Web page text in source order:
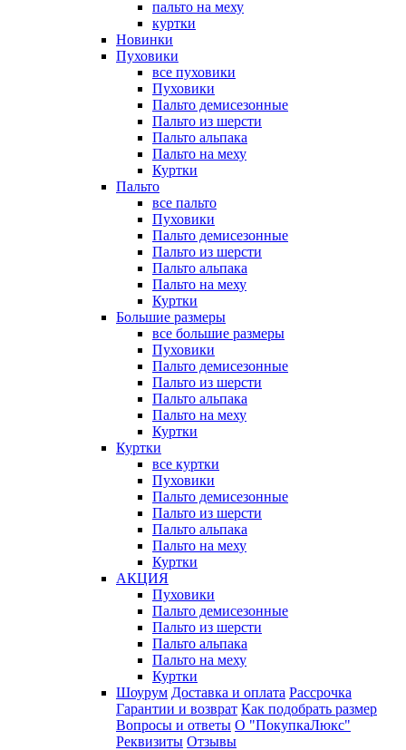
пальто на меху
куртки
Новинки
Пуховики
все пуховики
Пуховики
Пальто демисезонные
Пальто из шерсти
Пальто альпака
Пальто на меху
Куртки
Пальто
все пальто
Пуховики
Пальто демисезонные
Пальто из шерсти
Пальто альпака
Пальто на меху
Куртки
Большие размеры
все большие размеры
Пуховики
Пальто демисезонные
Пальто из шерсти
Пальто альпака
Пальто на меху
Куртки
Куртки
все куртки
Пуховики
Пальто демисезонные
Пальто из шерсти
Пальто альпака
Пальто на меху
Куртки
АКЦИЯ
Пуховики
Пальто демисезонные
Пальто из шерсти
Пальто альпака
Пальто на меху
Куртки
Шоурум Доставка и оплата Рассрочка
Гарантии и возврат Как подобрать размер
Вопросы и ответы О "ПокупкаЛюкс"
Реквизиты Отзывы